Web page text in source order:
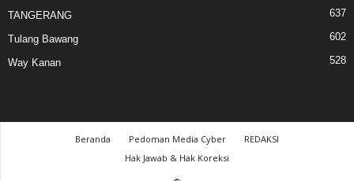
TANGERANG 637
Tulang Bawang 602
Way Kanan 528
Beranda Pedoman Media Cyber
REDAKSI
Hak Jawab & Hak Koreksi